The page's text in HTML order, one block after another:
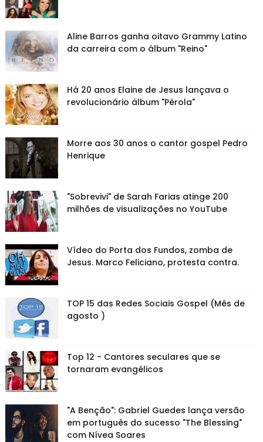
Aline Barros ganha oitavo Grammy Latino
da carreira com o álbum "Reino"
Há 20 anos Elaine de Jesus lançava o
revolucionário álbum "Pérola"
Morre aos 30 anos o cantor gospel Pedro
Henrique
"Sobrevivi" de Sarah Farias atinge 200
milhões de visualizações no YouTube
Vídeo do Porta dos Fundos, zomba de
Jesus. Marco Feliciano, protesta contra.
TOP 15 das Redes Sociais Gospel (Mês de
agosto )
Top 12 - Cantores seculares que se
tornaram evangélicos
"A Benção": Gabriel Guedes lança versão
em português do sucesso "The Blessing"
com Nívea Soares